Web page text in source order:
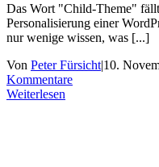
Das Wort "Child-Theme"
Personalisierung einer
nur wenige wissen, was [...]
Von Peter Fürsicht|10.
Kommentare
Weiterlesen